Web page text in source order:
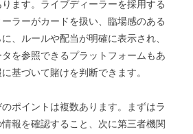
ます。ライブディーラーを採用する
ラーがカードを扱い、臨場感のある
、ルールや配当が明確に表示され、
を参照できるプラットフォームもあ
基づいて賭けを判断できます。
ポイントは複数あります。まずはラ
報を確認すること、次に第三者機関